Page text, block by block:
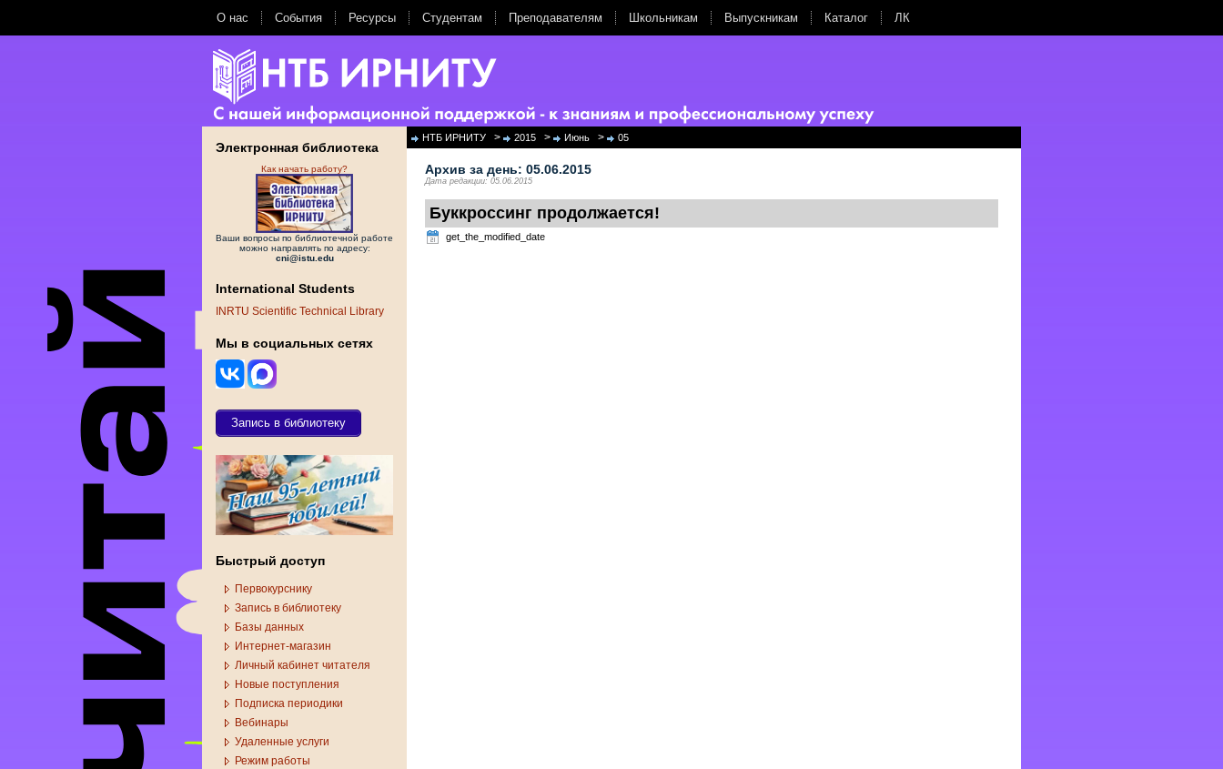
О нас События Ресурсы Студентам Преподавателям Школьникам Выпускникам Каталог ЛК
Электронная библиотека
Как начать работу?
Ваши вопросы по библиотечной работе
можно направлять по адресу:
cni@istu.edu
International Students
INRTU Scientific Technical Library
Мы в социальных сетях
Запись в библиотеку
Быстрый доступ
Первокурснику
Запись в библиотеку
Базы данных
Интернет-магазин
Личный кабинет читателя
Новые поступления
Подписка периодики
Вебинары
Удаленные услуги
Режим работы
НТБ ИРНИТУ > 2015 > Июнь > 05
Архив за день: 05.06.2015
Дата редакции: 05.06.2015
Буккроссинг продолжается!
get_the_modified_date